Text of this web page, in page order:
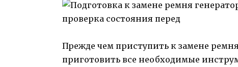
Прежде чем приступить к замене
приготовить все необходимые